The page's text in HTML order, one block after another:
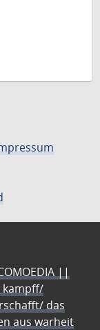
||
kampff/
das
aus warheit